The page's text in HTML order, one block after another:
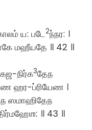
ய: படே2ந்நர: ।
மஹீயதே ॥ 42 ॥
நிர்க3தேந
ஹர-ப்ரியேண ।
ஸமாஹிதேந
॥ 43 ॥